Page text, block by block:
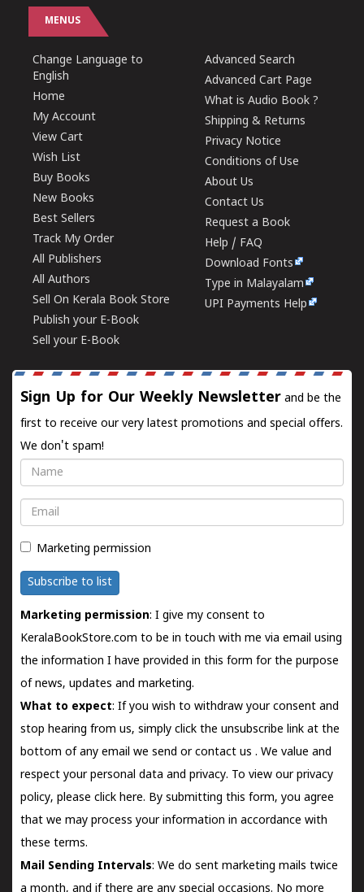
MENUS
Change Language to
English
Home
My Account
View Cart
Wish List
Buy Books
New Books
Best Sellers
Track My Order
All Publishers
All Authors
Sell On Kerala Book Store
Publish your E-Book
Sell your E-Book
Advanced Search
Advanced Cart Page
What is Audio Book ?
Shipping & Returns
Privacy Notice
Conditions of Use
About Us
Contact Us
Request a Book
Help / FAQ
Download Fonts
Type in Malayalam
UPI Payments Help
Sign Up for Our Weekly Newsletter and be the
first to receive our very latest promotions and special offers.
We don't spam!
Name
Email
Marketing permission
Subscribe to list
Marketing permission: I give my consent to
KeralaBookStore.com to be in touch with me via email using
the information I have provided in this form for the purpose
of news, updates and marketing.
What to expect: If you wish to withdraw your consent and
stop hearing from us, simply click the unsubscribe link at the
bottom of any email we send orcontact us . We value and
respect your personal data and privacy. To view our privacy
policy, please click here. By submitting this form, you agree
that we may process your information in accordance with
these terms.
Mail Sending Intervals: We do sent marketing mails twice
a month, and if there are any special occasions. No more